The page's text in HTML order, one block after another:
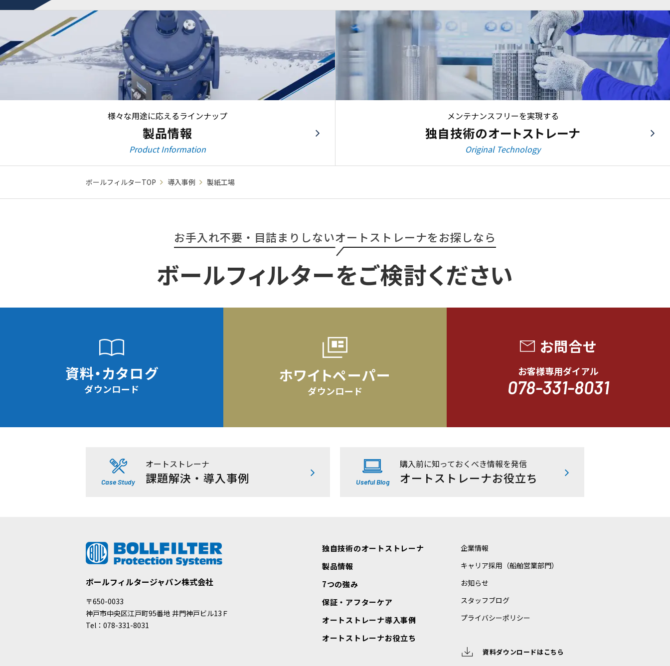
様々な用途に応えるラインナップ
製品情報
Product Information
メンテナンスフリーを実現する
独自技術のオートストレーナ
Original Technology
ボールフィルターTOP 導入事例 製紙工場
お手入れ不要・目詰まりしないオートストレーナをお探しなら
ボールフィルターをご検討ください
資料・カタログ
ダウンロード
ホワイトペーパー
ダウンロード
お問合せ
お客様専用ダイアル
078-331-8031
Case Study
オートストレーナ
課題解決・導入事例 Useful Blog
購入前に知っておくべき情報を発信
オートストレーナお役立ち
独自技術のオートストレーナ
製品情報
7つの強み
保証・アフターケア
オートストレーナ導入事例
オートストレーナお役立ち
企業情報
キャリア採用（船舶営業部門）
お知らせ
スタッフブログ
プライバシーポリシー
資料ダウンロードはこちら
ボールフィルタージャパン株式会社
〒650-0033
神戸市中央区江戸町95番地 井門神戸ビル13Ｆ
Tel：078-331-8031